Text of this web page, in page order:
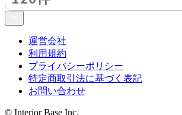
運営会社
利用規約
プライバシーポリシー
特定商取引法に基づく表記
お問い合わせ
© Interior Base Inc.